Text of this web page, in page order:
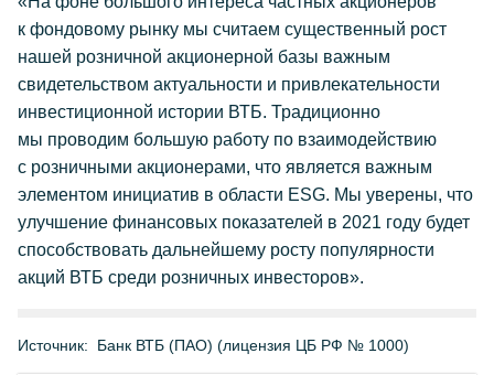
к фондовому рынку мы считаем существенный рост
нашей розничной акционерной базы важным
свидетельством актуальности и привлекательности
инвестиционной истории ВТБ. Традиционно
мы проводим большую работу по взаимодействию
с розничными акционерами, что является важным
элементом инициатив в области ESG. Мы уверены, что
улучшение финансовых показателей в 2021 году будет
способствовать дальнейшему росту популярности
акций ВТБ среди розничных инвесторов».
Источник: Банк ВТБ (ПАО) (лицензия ЦБ РФ № 1000)